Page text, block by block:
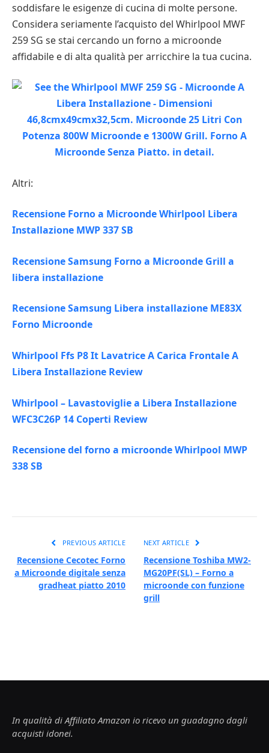
soddisfare le esigenze di cucina di molte persone.
Considera seriamente l’acquisto del Whirlpool MWF
259 SG se stai cercando un forno a microonde
affidabile e di alta qualità per arricchire la tua cucina.
Altri:
Recensione Forno a Microonde Whirlpool Libera
Installazione MWP 337 SB
Recensione Samsung Forno a Microonde Grill a
libera installazione
Recensione Samsung Libera installazione ME83X
Forno Microonde
Whirlpool Ffs P8 It Lavatrice A Carica Frontale A
Libera Installazione Review
Whirlpool – Lavastoviglie a Libera Installazione
WFC3C26P 14 Coperti Review
Recensione del forno a microonde Whirlpool MWP
338 SB
PREVIOUS ARTICLE
Recensione Cecotec Forno
a Microonde digitale senza
gradheat piatto 2010
NEXT ARTICLE
Recensione Toshiba MW2-
MG20PF(SL) – Forno a
microonde con funzione
grill
In qualità di Affiliato Amazon io ricevo un guadagno dagli
acquisti idonei.